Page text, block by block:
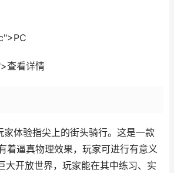
查看详情
体验指尖上的街头骑行。这是一款
着逼真物理效果，玩家可进行有意义
大开放世界，玩家能在其中练习、实